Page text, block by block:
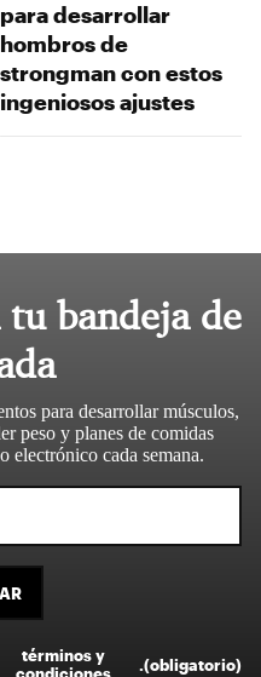
para desarrollar
hombros de
strongman con estos
ingeniosos ajustes
bandeja de
para desarrollar músculos,
peso y planes de comidas
electrónico cada semana.
términos y
condiciones
(obligatorio)